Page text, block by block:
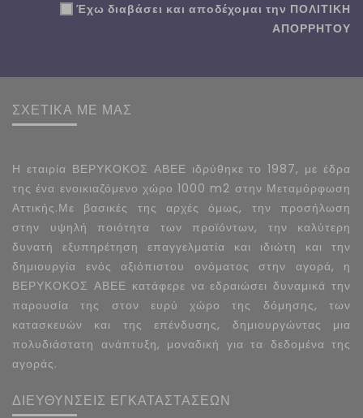
Έχω διαβάσει και αποδέχομαι την ΠΟΛΙΤΙΚΗ
ΑΠΟΡΡΗΤΟΥ
ΣΧΕΤΙΚΑ ΜΕ ΜΑΣ
Η εταιρία ΒΕΡΥΚΟΚΟΣ ΑΒΕΕ ιδρύθηκε το 1987, με έδρα
της ένα ενοικιαζόμενο χώρο 1000 m2 στην Μεταμόρφωση
Αττικής.Με βασικές της αρχές όμως, την προσήλωση
στην υψηλή ποιότητα των προϊόντων, την καλύτερη
δυνατή εξυπηρέτηση επαγγελματία και ιδιώτη και την
δημιουργία ενός αξιόπιστου ονόματος στην αγορά, η
ΒΕΡΥΚΟΚΟΣ ΑΒΕΕ κατάφερε να εδραιώσει δυναμικά την
παρουσία της στον ευρύ χώρο της δόμησης, των
κατασκευών και της επένδυσης, δημιουργώντας μια
πολυδιάστατη ανάπτυξη, μοναδική για τα δεδομένα της
αγοράς.
ΔΙΕΥΘΥΝΣΕΙΣ ΕΓΚΑΤΑΣΤΑΣΕΩΝ